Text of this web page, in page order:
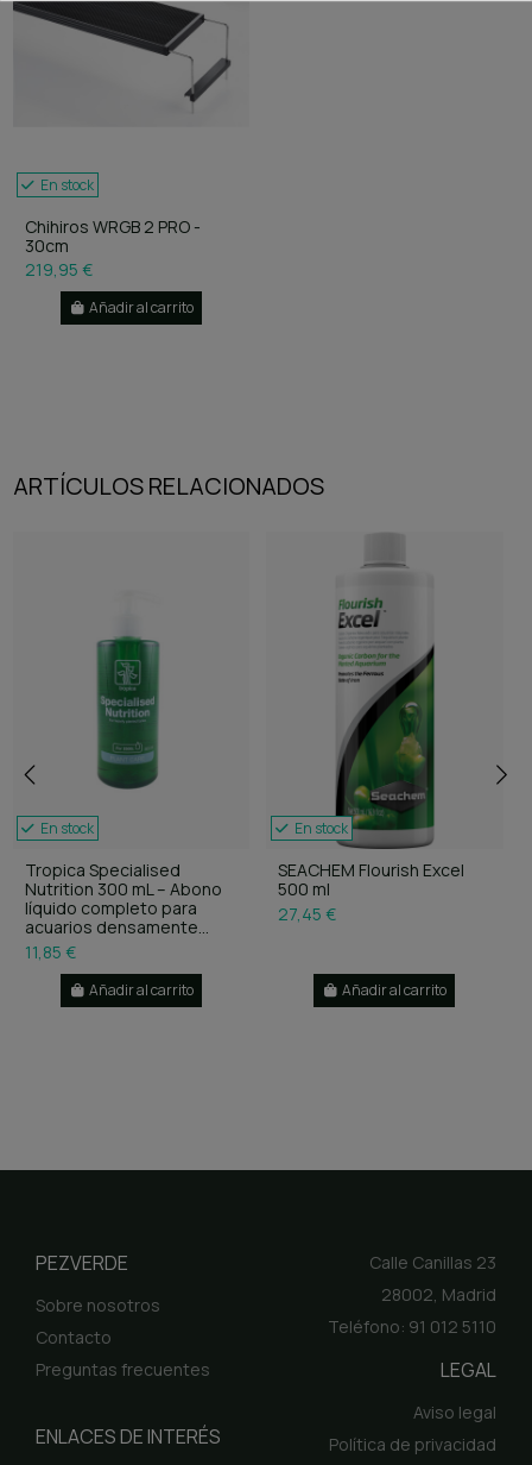
En stock
Chihiros WRGB 2 PRO -
30cm
219,95 €
Añadir al carrito
ARTÍCULOS RELACIONADOS
En stock
Tropica Specialised
Nutrition 300 mL – Abono
líquido completo para
acuarios densamente...
11,85 €
Añadir al carrito
En stock
SEACHEM Flourish Excel
500 ml
27,45 €
Añadir al carrito
PEZVERDE
Sobre nosotros
Contacto
Preguntas frecuentes
ENLACES DE INTERÉS
Calle Canillas 23
28002, Madrid
Teléfono: 91 012 5110
LEGAL
Aviso legal
Política de privacidad